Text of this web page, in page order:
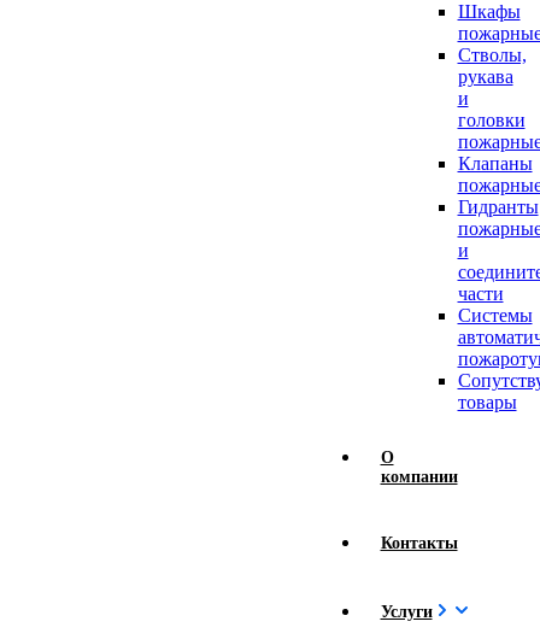
Шкафы
Стволы,
рукава
и
головки
Клапаны
Гидранты
и
части
Системы
товары
О
компании
Контакты
Услуги